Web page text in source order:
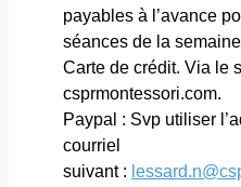
payables à l’avance
séances de la
Carte de crédit. Via le
csprmontessori.com.
Paypal : Svp utiliser
courriel
suivant :